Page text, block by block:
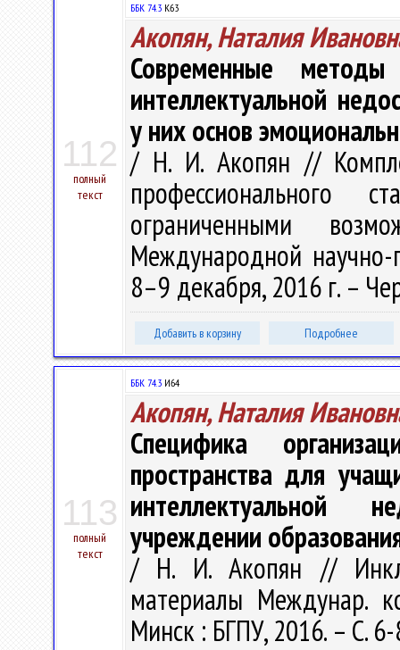
112
полный
текст
ББК 74.3 К63
Акопян, Наталия
Современные
интеллектуальной
у них основ
/ Н. И. Акопян //
ограниченными
Международной научно-
8–9 декабря, 2016 г. –
Добавить в корзину Подробнее
113
полный
текст
ББК 74.3 И64
Акопян, Наталия
Специфика
пространства для
интеллектуальной
учреждении
/ Н. И. Акопян //
материалы Междунар.
Минск : БГПУ, 2016. – С.